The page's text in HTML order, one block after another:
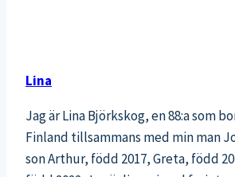
Lina
Jag är Lina Björkskog, en 88:a som
Finland tillsammans med min man
son Arthur, född 2017, Greta, född